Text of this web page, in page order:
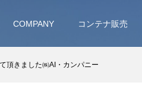
COMPANY コンテナ販売
頂きました㈱AI・カンパニー